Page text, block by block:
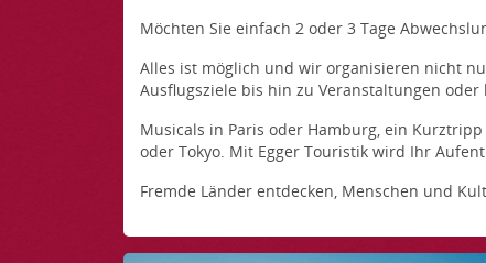
Möchten Sie einfach 2 oder 3 Tage
Alles ist möglich und wir organisieren nicht
Ausflugsziele bis hin zu Veranstaltungen
Musicals in Paris oder Hamburg, ein
oder Tokyo. Mit Egger Touristik wird Ihr
Fremde Länder entdecken, Menschen und